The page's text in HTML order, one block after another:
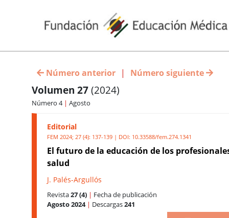
Número siguiente
|
Número anterior
Volumen 27(2024)
Número 4 | Agosto
Editorial
FEM 2024; 27 (4): 137-139 | DOI: 10.33588/fem.274.1341
El futuro de la educación de los
salud
J. Palés-Argullós
Revista27 (4) | Fecha de publicación
Agosto 2024 | Descargas241